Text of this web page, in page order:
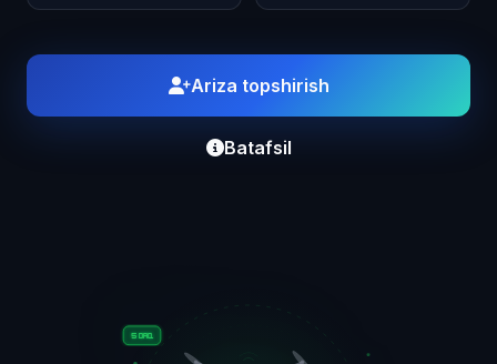
Ariza topshirish
Batafsil
5 DAQ